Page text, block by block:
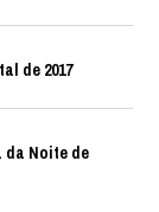
de 2017
da Noite de